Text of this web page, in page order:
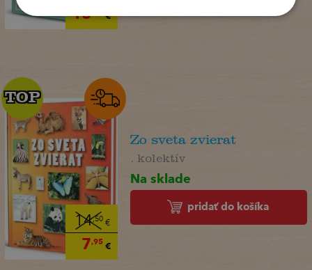
18 €
14,50€
7,95€
TOP
TOP
Zo sveta zvierat
. kolektív
Na sklade
pridať do košíka